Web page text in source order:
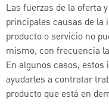
Las fuerzas de la oferta
principales causas de la
producto o servicio no
mismo, con frecuencia
En algunos casos,
ayudarles a contratar
producto que está en